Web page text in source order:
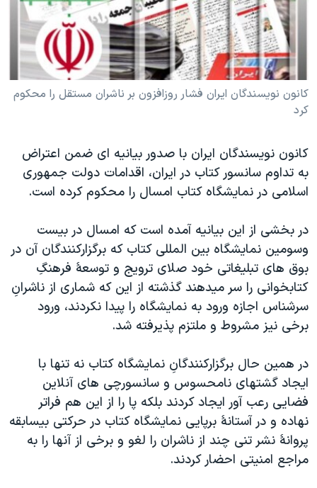
فرهنگ و زندگی
حقوق شهروندی
اقتصادی
علم و فناوری
آرشیو پخش زنده
مستندها
انتخابات ریاست جمهوری آمریکا ۲۰۲۴
حمله جمهوری اسلامی به اسرائیل
رمز مهسا
مجموعه مستندهای دادخواهی
تریبونال مردمی آبان ۹۸
چهل سال گروگان‌گیری
قانون شفافیت دارائی کادر رهبری ایران
اعتراضات مردمی آبان ۹۸
اسرائیل در جنگ
همایش محافظه‌کاران آمریکا «سی‌پک»
صفحه‌های ویژه
سفر پرزیدنت ترامپ به چین
دنبال کنید
کانون نويسندگان ايران فشار روزافزون بر ناشران مستقل را محکوم
کرد
کانون نويسندگان ايران با صدور بيانيه ای ضمن اعتراض
به تداوم سانسور کتاب در ايران، اقدامات دولت جمهوری
اسلامی در نمايشگاه کتاب امسال را محکوم کرده است.
در بخشی از اين بيانيه آمده است که امسال در بيست
وسومين نمايشگاه بين المللی کتاب که برگزارکنندگان آن در
بوق های تبليغاتی خود صلای ترويج و توسعۀ فرهنگِ
کتابخوانی را سر ميدهند گذشته از اين که شماری از ناشرانِ
سرشناس اجازه ورود به نمايشگاه را پيدا نکردند، ورود
برخی نيز مشروط و ملتزم پذيرفته شد.
در همين حال برگزارکنندگانِ نمايشگاه کتاب نه تنها با
ايجاد گشتهای نامحسوس و سانسورچی های آنلاين
فضايی رعب آور ايجاد کردند بلکه پا را از اين هم فراتر
نهاده و در آستانۀ برپايی نمايشگاه کتاب در حرکتی بيسابقه
پروانۀ نشر تنی چند از ناشران را لغو و برخی از آنها را به
مراجع امنيتی احضار کردند.